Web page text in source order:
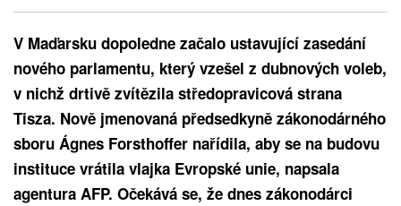
V Maďarsku dopoledne začalo ustavující zasedání
nového parlamentu, který vzešel z dubnových voleb,
v nichž drtivě zvítězila středopravicová strana
Tisza. Nově jmenovaná předsedkyně zákonodárného
sboru Ágnes Forsthoffer nařídila, aby se na budovu
instituce vrátila vlajka Evropské unie, napsala
agentura AFP. Očekává se, že dnes zákonodárci